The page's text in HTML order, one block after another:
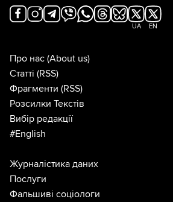
UA EN
Про нас (About us)
Статті (RSS)
Фрагменти (RSS)
Розсилки Текстів
Вибір редакції
#English
Журналістика даних
Послуги
Фальшиві соціологи